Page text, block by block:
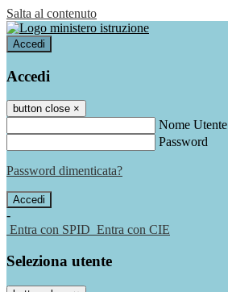
Salta al contenuto
Accedi
Accedi
button close ×
Nome Utente
Password
Password dimenticata?
-
Entra con SPID Entra con CIE
Seleziona utente